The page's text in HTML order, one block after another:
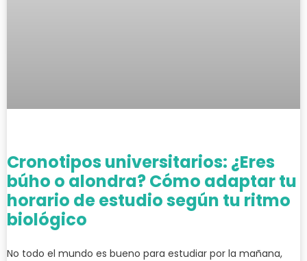
Cronotipos universitarios: ¿Eres
búho o alondra? Cómo adaptar tu
horario de estudio según tu ritmo
biológico
No todo el mundo es bueno para estudiar por la mañana,